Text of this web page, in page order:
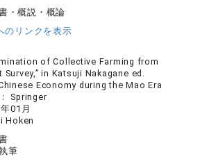
・概説・概論
のリンクを表示
of Collective Farming from
in Katsuji Nakagane ed.
Economy during the Mao Era
Springer
01月
Hoken
筆